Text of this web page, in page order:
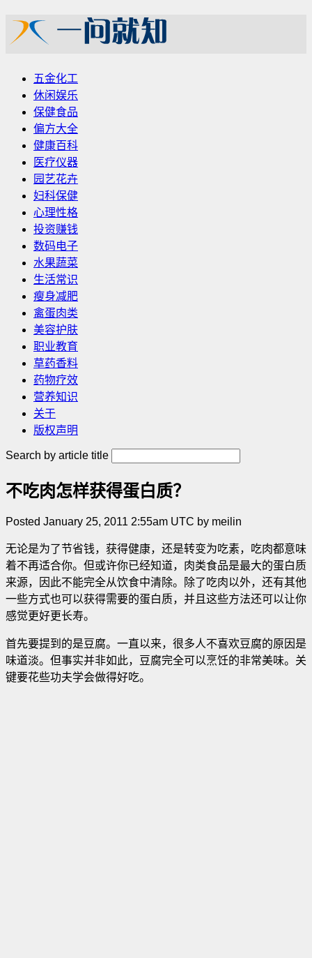
五金化工
休闲娱乐
保健食品
偏方大全
健康百科
医疗仪器
园艺花卉
妇科保健
心理性格
投资赚钱
数码电子
水果蔬菜
生活常识
瘦身减肥
禽蛋肉类
美容护肤
职业教育
草药香料
药物疗效
营养知识
关于
版权声明
Search by article title
不吃肉怎样获得蛋白质？
Posted January 25, 2011 2:55am UTC by meilin
无论是为了节省钱，获得健康，还是转变为吃素，吃肉都意味
着不再适合你。但或许你已经知道，肉类食品是最大的蛋白质
来源，因此不能完全从饮食中清除。除了吃肉以外，还有其他
一些方式也可以获得需要的蛋白质，并且这些方法还可以让你
感觉更好更长寿。
首先要提到的是豆腐。一直以来，很多人不喜欢豆腐的原因是
味道淡。但事实并非如此，豆腐完全可以烹饪的非常美味。关
键要花些功夫学会做得好吃。